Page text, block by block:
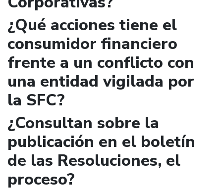
¿Qué acciones tiene el
consumidor financiero
frente a un conflicto con
una entidad vigilada por
la SFC?
¿Consultan sobre la
publicación en el boletín
de las Resoluciones, el
proceso?